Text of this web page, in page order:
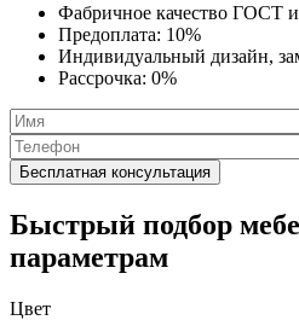
Фабричное качество ГОСТ и
Предоплата: 10%
Индивидуальный дизайн,
Рассрочка: 0%
Быстрый подбор
параметрам
Цвет